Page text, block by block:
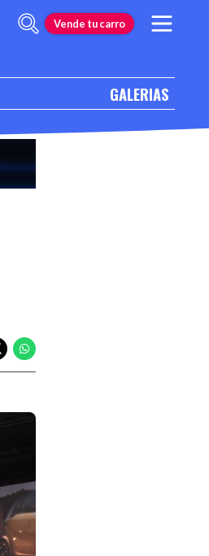
Vende tu carro
GALERIAS